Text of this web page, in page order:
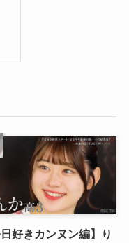
日好きカンヌン編】り